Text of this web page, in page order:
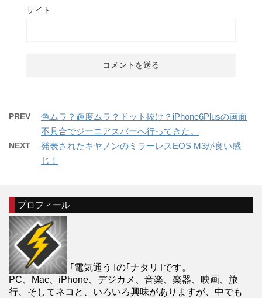
サイト
PREV
色ムラ？輝度ムラ？ドット抜け？iPhone6Plusの画面
不具合でジーニアスバーへ行ってきた。
NEXT
発表されたキヤノンのミラーレスEOS M3が良い感
じ！
プロフィール
｢電気通う｣の｢ナタリ｣です。
PC、Mac、iPhone、デジカメ、音楽、楽器、映画、旅
行、そしてネコと、いろいろ興味がありますが、中でも